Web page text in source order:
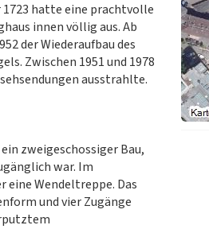
1723 hatte eine prachtvolle
innen völlig aus. Ab
der Wiederaufbau des
Zwischen 1951 und 1978
ausstrahlte.
zweigeschossiger Bau,
war. Im
Wendeltreppe. Das
und vier Zugänge